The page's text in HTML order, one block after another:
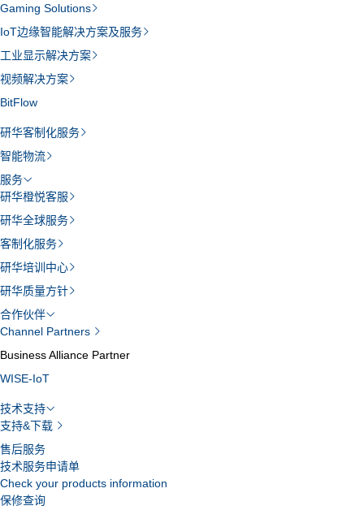
Gaming Solutions
IoT边缘智能解决方案及服务
工业显示解决方案
视频解决方案
BitFlow
研华客制化服务
智能物流
服务
研华橙悦客服
研华全球服务
客制化服务
研华培训中心
研华质量方针
合作伙伴
Channel Partners
Business Alliance Partner
WISE-IoT
技术支持
支持&下载
售后服务
技术服务申请单
Check your products information
保修查询